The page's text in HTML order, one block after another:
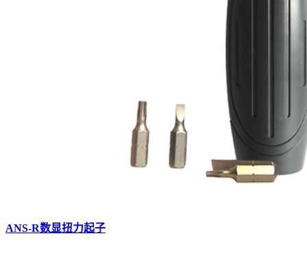
ANS-R数显扭力起子